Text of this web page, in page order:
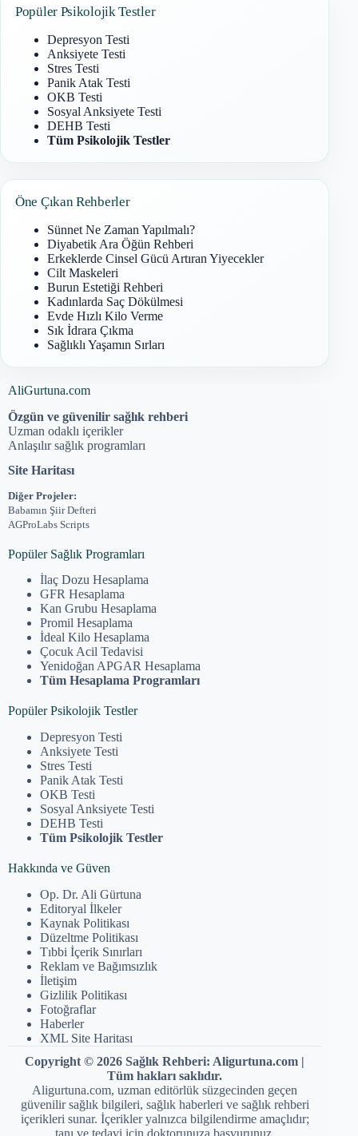
Popüler Psikolojik Testler
Depresyon Testi
Anksiyete Testi
Stres Testi
Panik Atak Testi
OKB Testi
Sosyal Anksiyete Testi
DEHB Testi
Tüm Psikolojik Testler
Öne Çıkan Rehberler
Sünnet Ne Zaman Yapılmalı?
Diyabetik Ara Öğün Rehberi
Erkeklerde Cinsel Gücü Artıran Yiyecekler
Cilt Maskeleri
Burun Estetiği Rehberi
Kadınlarda Saç Dökülmesi
Evde Hızlı Kilo Verme
Sık İdrara Çıkma
Sağlıklı Yaşamın Sırları
AliGurtuna.com
Özgün ve güvenilir sağlık rehberi
Uzman odaklı içerikler
Anlaşılır sağlık programları
Site Haritası
Diğer Projeler:
Babamın Şiir Defteri
AGProLabs Scripts
Popüler Sağlık Programları
İlaç Dozu Hesaplama
GFR Hesaplama
Kan Grubu Hesaplama
Promil Hesaplama
İdeal Kilo Hesaplama
Çocuk Acil Tedavisi
Yenidoğan APGAR Hesaplama
Tüm Hesaplama Programları
Popüler Psikolojik Testler
Depresyon Testi
Anksiyete Testi
Stres Testi
Panik Atak Testi
OKB Testi
Sosyal Anksiyete Testi
DEHB Testi
Tüm Psikolojik Testler
Hakkında ve Güven
Op. Dr. Ali Gürtuna
Editoryal İlkeler
Kaynak Politikası
Düzeltme Politikası
Tıbbi İçerik Sınırları
Reklam ve Bağımsızlık
İletişim
Gizlilik Politikası
Fotoğraflar
Haberler
XML Site Haritası
Copyright © 2026 Sağlık Rehberi: Aligurtuna.com |
Tüm hakları saklıdır.
Aligurtuna.com, uzman editörlük süzgecinden geçen
güvenilir sağlık bilgileri, sağlık haberleri ve sağlık rehberi
içerikleri sunar. İçerikler yalnızca bilgilendirme amaçlıdır;
tanı ve tedavi için doktorunuza başvurunuz.